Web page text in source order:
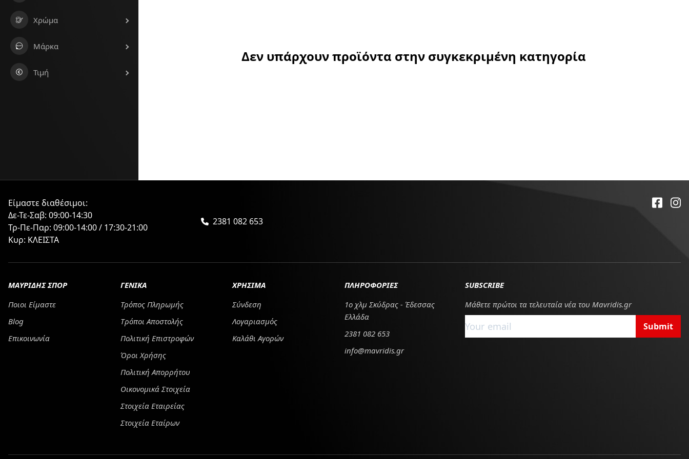
Χρώμα
Μάρκα
Τιμή
Δεν υπάρχουν προϊόντα στην συγκεκριμένη κατηγορία
Είμαστε διαθέσιμοι:
Δε-Τε-Σαβ: 09:00-14:30
Τρ-Πε-Παρ: 09:00-14:00 / 17:30-21:00
Κυρ: ΚΛΕΙΣΤΑ
2381 082 653
ΜΑΥΡΙΔΗΣ ΣΠΟΡ
Ποιοι Είμαστε
Blog
Επικοινωνία
ΓΕΝΙΚΑ
Τρόπος Πληρωμής
Tρόποι Αποστολής
Πολιτική Επιστροφών
Όροι Χρήσης
Πολιτική Απορρήτου
Οικονομικά Στοιχεία
Στοιχεία Εταιρείας
Στοιχεία Εταίρων
ΧΡΗΣΙΜΑ
Σύνδεση
Λογαριασμός
Καλάθι Αγορών
ΠΛΗΡΟΦΟΡΙΕΣ
1ο χλμ Σκύδρας - Έδεσσας
Ελλάδα
2381 082 653
info@mavridis.gr
SUBSCRIBE
Μάθετε πρώτοι τα τελευταία νέα του Mavridis.gr
Submit